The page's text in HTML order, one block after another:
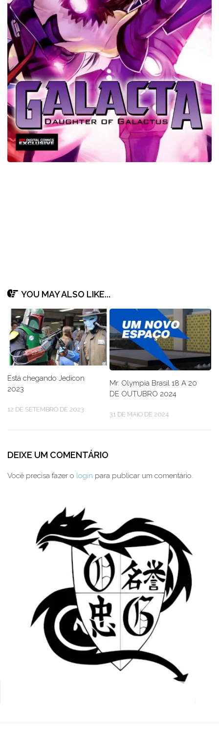
YOU MAY ALSO LIKE...
Está chegando Jedicon
2023
12 DE SETEMBRO DE 2023
Mr. Olympia Brasil 18 A 20
DE OUTUBRO 2024
31 DE MAIO DE 2024
DEIXE UM COMENTÁRIO
Você precisa fazer o login para publicar um comentário.